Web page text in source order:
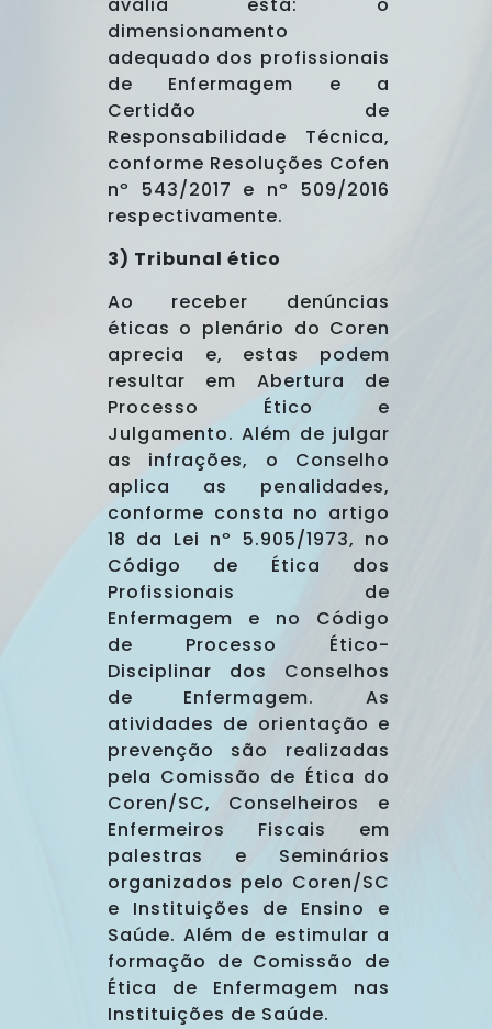
avalia está: o
dimensionamento
adequado dos profissionais
de Enfermagem e a
Certidão de
Responsabilidade Técnica,
conforme Resoluções Cofen
nº 543/2017 e nº 509/2016
respectivamente.
3) Tribunal ético
Ao receber denúncias
éticas o plenário do Coren
aprecia e, estas podem
resultar em Abertura de
Processo Ético e
Julgamento. Além de julgar
as infrações, o Conselho
aplica as penalidades,
conforme consta no artigo
18 da Lei nº 5.905/1973, no
Código de Ética dos
Profissionais de
Enfermagem e no Código
de Processo Ético-
Disciplinar dos Conselhos
de Enfermagem. As
atividades de orientação e
prevenção são realizadas
pela Comissão de Ética do
Coren/SC, Conselheiros e
Enfermeiros Fiscais em
palestras e Seminários
organizados pelo Coren/SC
e Instituições de Ensino e
Saúde. Além de estimular a
formação de Comissão de
Ética de Enfermagem nas
Instituições de Saúde.